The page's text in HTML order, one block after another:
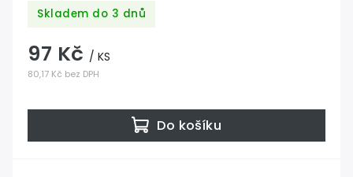
Skladem do 3 dnů
80,17 Kč bez DPH
97 Kč / KS
Do košíku